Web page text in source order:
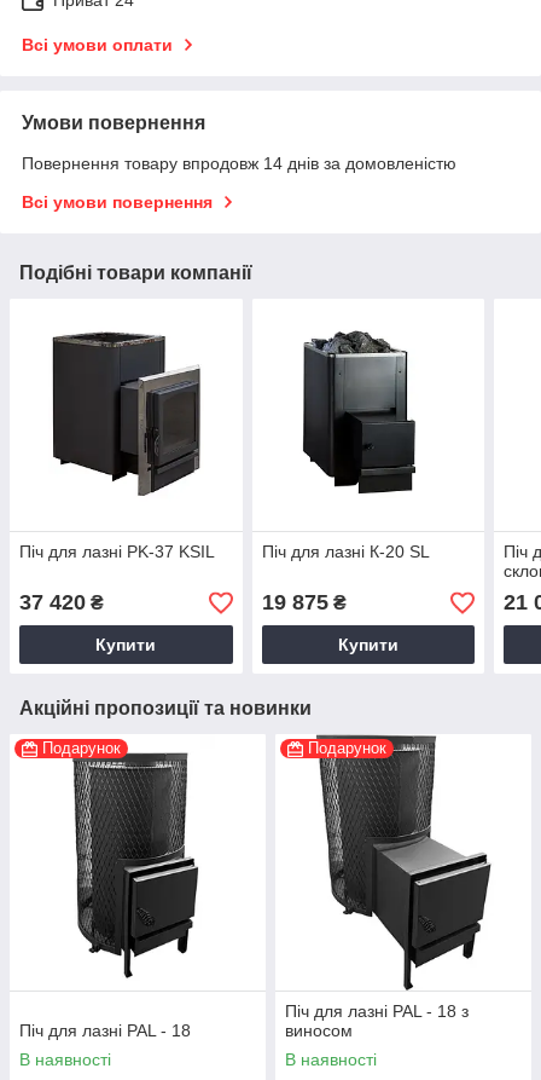
Всі умови оплати
Умови повернення
Повернення товару впродовж 14 днів за домовленістю
Всі умови повернення
Подібні товари компанії
Піч для лазні PK-37 KSIL
37 420 ₴
Купити
Піч для лазні К-20 SL
19 875₴
Купити
Піч
21
Акційні пропозиції та новинки
Подарунок
Піч для лазні PAL - 18
В наявності
Подарунок
Піч для лазні PAL - 18 з
виносом
В наявності